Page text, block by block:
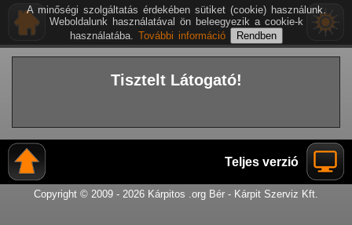
Tisztelt Látogató!
Teljes verzió
Copyright © 2009 - 2026 Kárpitos .org Bér - Kárpit Szerviz Kft.
A minőségi szolgáltatás érdekében sütiket (cookie) használunk.
Weboldalunk használatával ön beleegyezik a cookie-k
használatába. További információ